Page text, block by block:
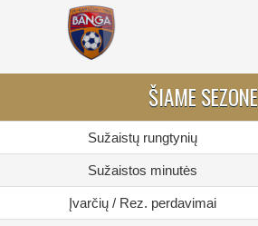
ŠIAME SEZONE
Sužaistų rungtynių
Sužaistos minutės
Įvarčių / Rez. perdavimai